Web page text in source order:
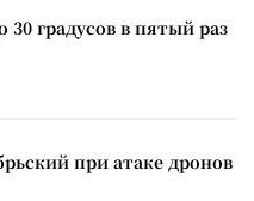
30 градусов в пятый раз
при атаке дронов